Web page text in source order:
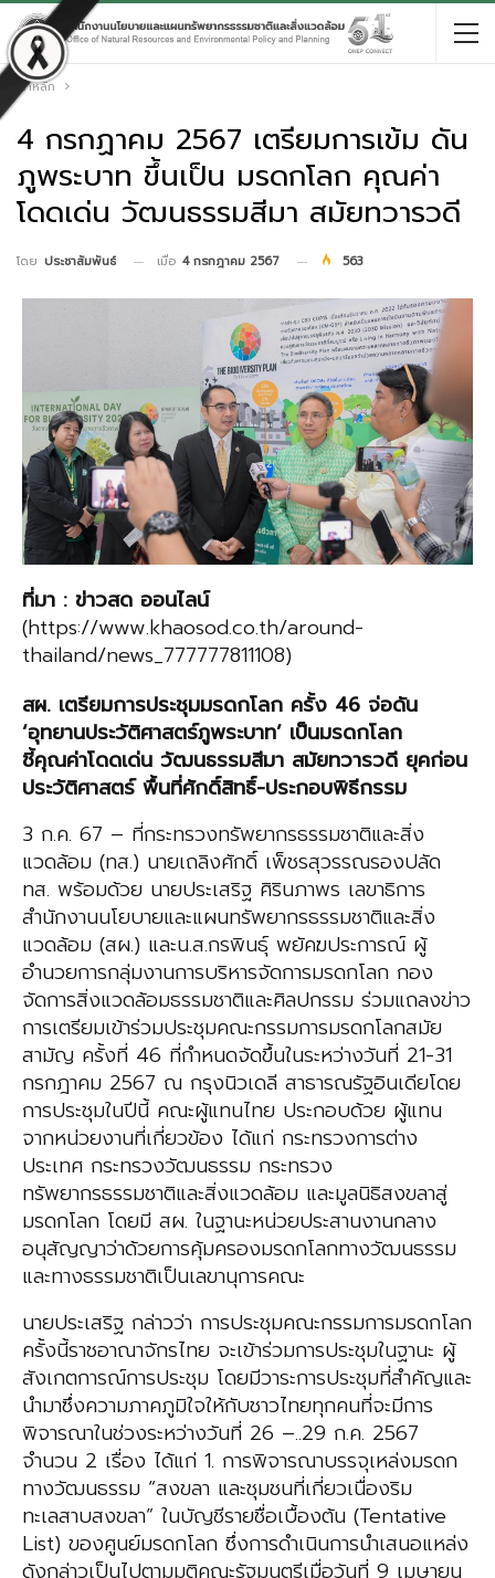
หน้าหลัก
4 กรกฏาคม 2567 เตรียมการเข้ม ดัน
ภูพระบาท ขึ้นเป็น มรดกโลก คุณค่า
โดดเด่น วัฒนธรรมสีมา สมัยทวารวดี
โดย ประชาสัมพันธ์ เมื่อ 4 กรกฎาคม 2567 563
ที่มา : ข่าวสด ออนไลน์
(https://www.khaosod.co.th/around-
thailand/news_777777811108)
สผ. เตรียมการประชุมมรดกโลก ครั้ง 46 จ่อดัน
‘อุทยานประวัติศาสตร์ภูพระบาท’ เป็นมรดกโลก
ชี้คุณค่าโดดเด่น วัฒนธรรมสีมา สมัยทวารวดี ยุคก่อน
ประวัติศาสตร์ พื้นที่ศักดิ์สิทธิ์-ประกอบพิธีกรรม
3 ก.ค. 67 – ที่กระทรวงทรัพยากรธรรมชาติและสิ่ง
แวดล้อม (ทส.) นายเถลิงศักดิ์ เพ็ชรสุวรรณรองปลัด
ทส. พร้อมด้วย นายประเสริฐ ศิรินภาพร เลขาธิการ
สำนักงานนโยบายและแผนทรัพยากรธรรมชาติและสิ่ง
แวดล้อม (สผ.) และน.ส.กรพินธุ์ พยัคฆประการณ์ ผู้
อำนวยการกลุ่มงานการบริหารจัดการมรดกโลก กอง
จัดการสิ่งแวดล้อมธรรมชาติและศิลปกรรม ร่วมแถลงข่าว
การเตรียมเข้าร่วมประชุมคณะกรรมการมรดกโลกสมัย
สามัญ ครั้งที่ 46 ที่กำหนดจัดขึ้นในระหว่างวันที่ 21-31
กรกฎาคม 2567 ณ กรุงนิวเดลี สาธารณรัฐอินเดียโดย
การประชุมในปีนี้ คณะผู้แทนไทย ประกอบด้วย ผู้แทน
จากหน่วยงานที่เกี่ยวข้อง ได้แก่ กระทรวงการต่าง
ประเทศ กระทรวงวัฒนธรรม กระทรวง
ทรัพยากรธรรมชาติและสิ่งแวดล้อม และมูลนิธิสงขลาสู่
มรดกโลก โดยมี สผ. ในฐานะหน่วยประสานงานกลาง
อนุสัญญาว่าด้วยการคุ้มครองมรดกโลกทางวัฒนธรรม
และทางธรรมชาติเป็นเลขานุการคณะ
นายประเสริฐ กล่าวว่า การประชุมคณะกรรมการมรดกโลก
ครั้งนี้ราชอาณาจักรไทย จะเข้าร่วมการประชุมในฐานะ ผู้
สังเกตการณ์การประชุม โดยมีวาระการประชุมที่สำคัญและ
นำมาซึ่งความภาคภูมิใจให้กับชาวไทยทุกคนที่จะมีการ
พิจารณาในช่วงระหว่างวันที่ 26 –..29 ก.ค. 2567
จำนวน 2 เรื่อง ได้แก่ 1. การพิจารณาบรรจุเหล่งมรดก
ทางวัฒนธรรม “สงขลา และชุมชนที่เกี่ยวเนื่องริม
ทะเลสาบสงขลา” ในบัญชีรายชื่อเบื้องต้น (Tentative
List) ของศูนย์มรดกโลก ซึ่งการดำเนินการนำเสนอแหล่ง
ดังกล่าวเป็นไปตามมติคณะรัฐมนตรีเมื่อวันที่ 9 เมษายน